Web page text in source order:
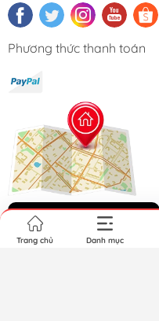
Phương thức thanh toán
Hệ thống cửa hàng
Trang chủ Danh mục